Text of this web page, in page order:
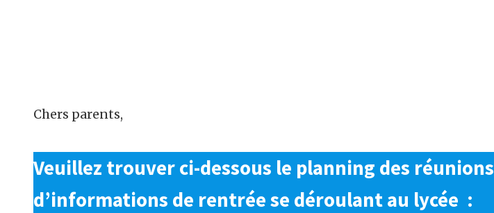
Chers parents,
Veuillez trouver ci-dessous le planning des réunions
d’informations de rentréese déroulant au lycée :